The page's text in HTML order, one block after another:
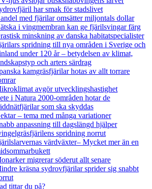
har smak för stadslivet
med fjärilar omsätter miljontals dollar
i vingmembran kan ge fjärilsvingar färg
minskning av danska habitatspecialister
spridning till nya områden i Sverige och
under 120 år– betydelsen av klimat,
och arters särdrag
kamgräsfjärilar hotas av allt torrare
avgör utvecklingshastighet
i Natura 2000-områden hotar de
som ska skyddas
– tema med många variationer
anpassning till dagslängd hjälper
spridning norrut
värdväxter– Mycket mer än en
migrerar söderut allt senare
kräsna sydrovfjärilar sprider sig snabbt
tittar du på?